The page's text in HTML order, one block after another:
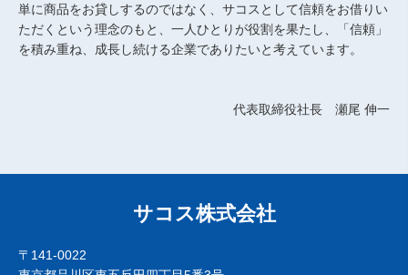
単に商品をお貸しするのではなく、サコスとして信頼をお借りい
ただくという理念のもと、一人ひとりが役割を果たし、「信頼」
を積み重ね、成長し続ける企業でありたいと考えています。
代表取締役社長 瀬尾 伸一
サコス株式会社
〒141-0022